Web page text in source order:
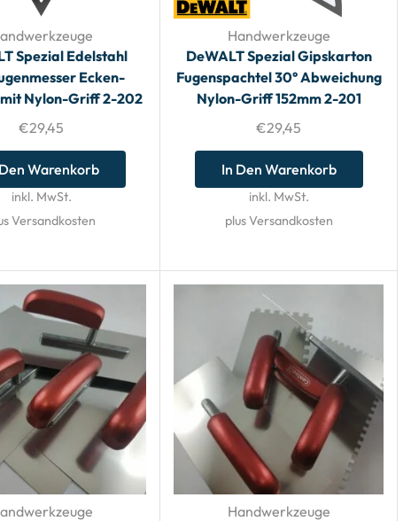
Spezial Edelstahl
Ecken-
Nylon-Griff 2-202
€29,45
Warenkorb
inkl. MwSt.
Versandkosten
Handwerkzeuge
DeWALT Spezial Gipskarton
Fugenspachtel 30° Abweichung
Nylon-Griff 152mm 2-201
€29,45
In Den Warenkorb
inkl. MwSt.
plus Versandkosten
Handwerkzeuge